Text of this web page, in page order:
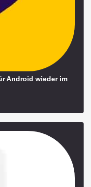
Android wieder im